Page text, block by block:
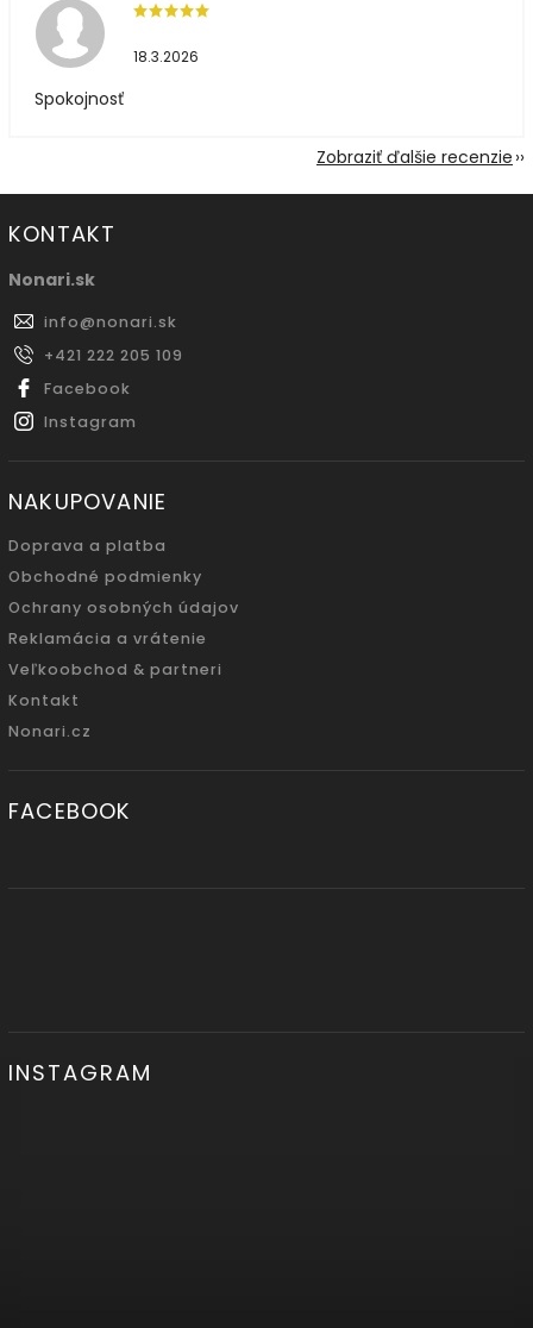
18.3.2026
Spokojnosť
Zobraziť ďalšie recenzie
KONTAKT
Nonari.sk
info@nonari.sk
+421 222 205 109
Facebook
Instagram
NAKUPOVANIE
Doprava a platba
Obchodné podmienky
Ochrany osobných údajov
Reklamácia a vrátenie
Veľkoobchod & partneri
Kontakt
Nonari.cz
FACEBOOK
INSTAGRAM